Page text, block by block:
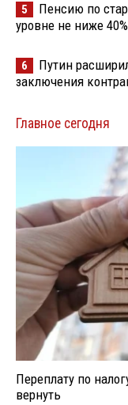
5
Пенсию по
уровне не ниже
6
Путин
заключения
Главное сегодня
Переплату по
вернуть